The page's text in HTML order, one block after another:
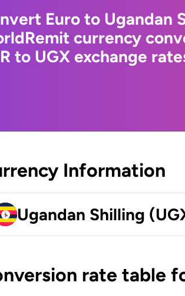
Euro to Ugandan
currency
to UGX exchange
Information
Ugandan Shilling
rate table